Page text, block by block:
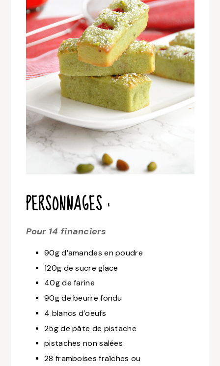
PERSONNAGES :
Pour 14 financiers
90g d’amandes en poudre
120g de sucre glace
40g de farine
90g de beurre fondu
4 blancs d’oeufs
25g de pâte de pistache
pistaches non salées
28 framboises fraîches ou